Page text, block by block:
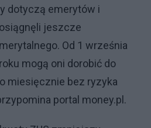
dotyczą emerytów i
jeszcze
Od 1 września
mogą oni dorobić do
miesięcznie bez ryzyka
portal money.pl.